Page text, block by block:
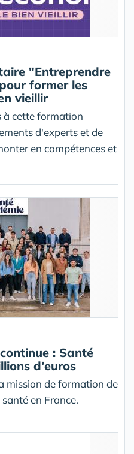
"Entreprendre
former les
vieillir
à cette formation
d'experts et de
en compétences et
: Santé
d'euros
mission de formation de
en France.